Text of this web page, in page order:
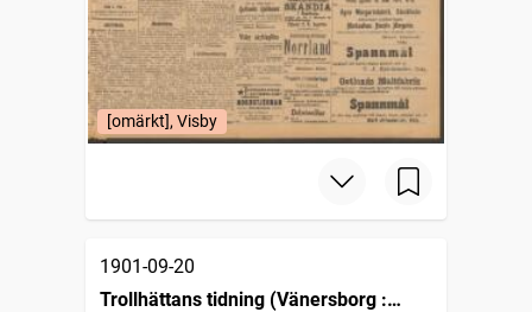
[omärkt], Visby
1901-09-20
Trollhättans tidning (Vänersborg :